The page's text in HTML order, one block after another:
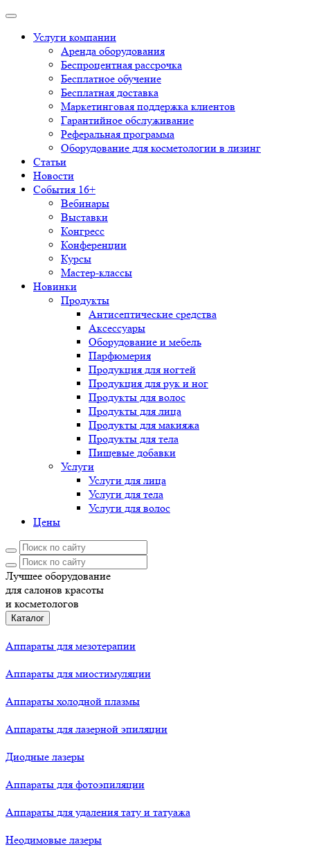
Услуги компании
Аренда оборудования
Беспроцентная рассрочка
Бесплатное обучение
Бесплатная доставка
Маркетинговая поддержка клиентов
Гарантийное обслуживание
Реферальная программа
Оборудование для косметологии в лизинг
Статьи
Новости
События 16+
Вебинары
Выставки
Конгресс
Конференции
Курсы
Мастер-классы
Новинки
Продукты
Антисептические средства
Аксессуары
Оборудование и мебель
Парфюмерия
Продукция для ногтей
Продукция для рук и ног
Продукты для волос
Продукты для лица
Продукты для макияжа
Продукты для тела
Пищевые добавки
Услуги
Услуги для лица
Услуги для тела
Услуги для волос
Цены
Лучшее оборудование
для салонов красоты
и косметологов
Каталог
Аппараты для мезотерапии
Аппараты для миостимуляции
Аппараты холодной плазмы
Аппараты для лазерной эпиляции
Диодные лазеры
Аппараты для фотоэпиляции
Аппараты для удаления тату и татуажа
Неодимовые лазеры